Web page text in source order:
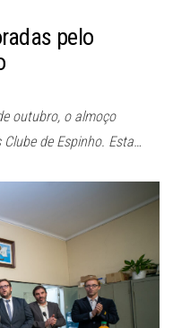
pelo
outubro, o almoço
de Espinho. Esta…